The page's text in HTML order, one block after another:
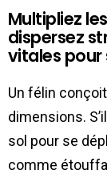
Multipliez
dispersez
vitales pour
Un félin
dimensions.
sol pour se
comme